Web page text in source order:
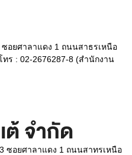
อยศาลาแดง 1 ถนนสาธรเหนือ
ร : 02-2676287-8 (สำนักงาน
ต้ จำกัด
ซอยศาลาแดง 1 ถนนสาทรเหนือ